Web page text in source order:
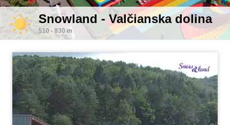
Snowland - Valčianska dolina
510 - 830 m